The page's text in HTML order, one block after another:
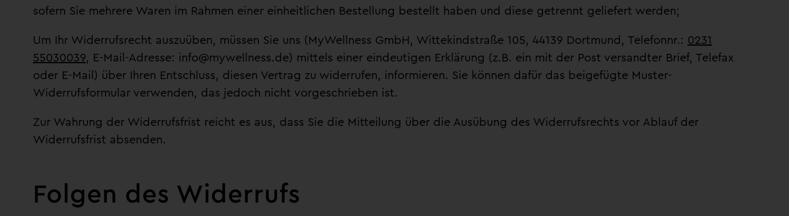
sofern Sie mehrere Waren im Rahmen einer einheitlichen Bestellung bestellt haben und diese getrennt geliefert werden;
Um Ihr Widerrufsrecht auszuüben, müssen Sie uns (MyWellness GmbH, Wittekindstraße 105, 44139 Dortmund, Telefonnr.: 0231
55030039, E-Mail-Adresse: info@mywellness.de) mittels einer eindeutigen Erklärung (z.B. ein mit der Post versandter Brief, Telefax
oder E-Mail) über Ihren Entschluss, diesen Vertrag zu widerrufen, informieren. Sie können dafür das beigefügte Muster-
Widerrufsformular verwenden, das jedoch nicht vorgeschrieben ist.
Zur Wahrung der Widerrufsfrist reicht es aus, dass Sie die Mitteilung über die Ausübung des Widerrufsrechts vor Ablauf der
Widerrufsfrist absenden.
Folgen des Widerrufs